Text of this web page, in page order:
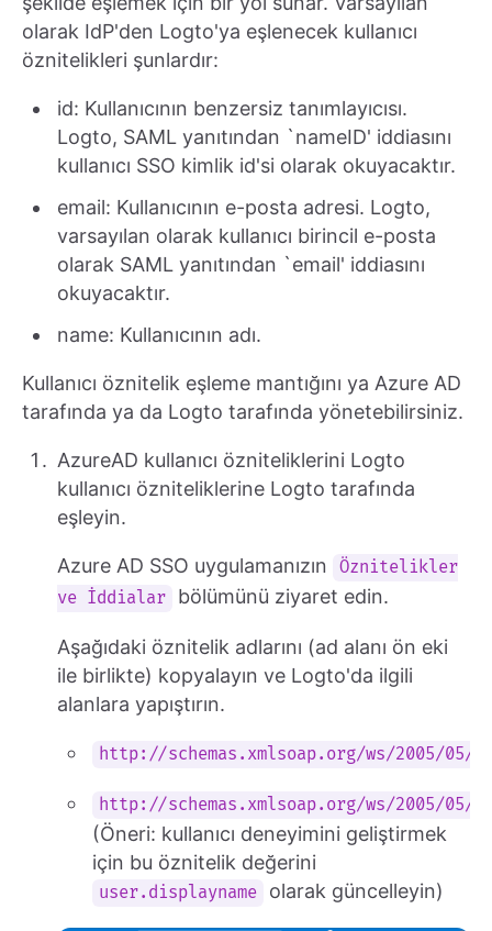
olarak IdP'den Logto'ya eşlenecek kullanıcı
öznitelikleri şunlardır:
id: Kullanıcının benzersiz tanımlayıcısı.
Logto, SAML yanıtından `nameID' iddiasını
kullanıcı SSO kimlik id'si olarak okuyacaktır.
email: Kullanıcının e-posta adresi. Logto,
varsayılan olarak kullanıcı birincil e-posta
olarak SAML yanıtından `email' iddiasını
okuyacaktır.
name: Kullanıcının adı.
Kullanıcı öznitelik eşleme mantığını ya Azure AD
tarafında ya da Logto tarafında yönetebilirsiniz.
AzureAD kullanıcı özniteliklerini Logto
kullanıcı özniteliklerine Logto tarafında
eşleyin.
Azure AD SSO uygulamanızın
Öznitelikler
ve İddialar
bölümünü ziyaret edin.
Aşağıdaki öznitelik adlarını (ad alanı ön eki
ile birlikte) kopyalayın ve Logto'da ilgili
alanlara yapıştırın.
http://schemas.xmlsoap.org/ws/2005/
http://schemas.xmlsoap.org/ws/2005/05/
(Öneri: kullanıcı deneyimini geliştirmek
için bu öznitelik değerini
user.displayname olarak güncelleyin)